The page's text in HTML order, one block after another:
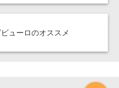
ューロのオススメ